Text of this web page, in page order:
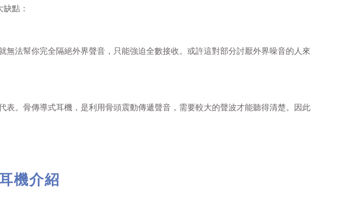
點：
法幫你完全隔絕外界聲音，只能強迫全數接收。或許這對部分討厭外界噪音的人來
。骨傳導式耳機，是利用骨頭震動傳遞聲音，需要較大的聲波才能聽得清楚。因此
機介紹